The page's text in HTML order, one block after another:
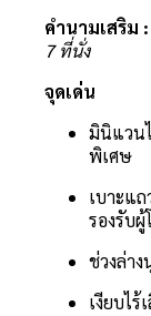
คำนามเสริม :
7 ที่นั่ง
จุดเด่น
มินิแวน
พิเศษ
เบาะแ
รองรับผู้
ช่วงล่า
เงียบไ